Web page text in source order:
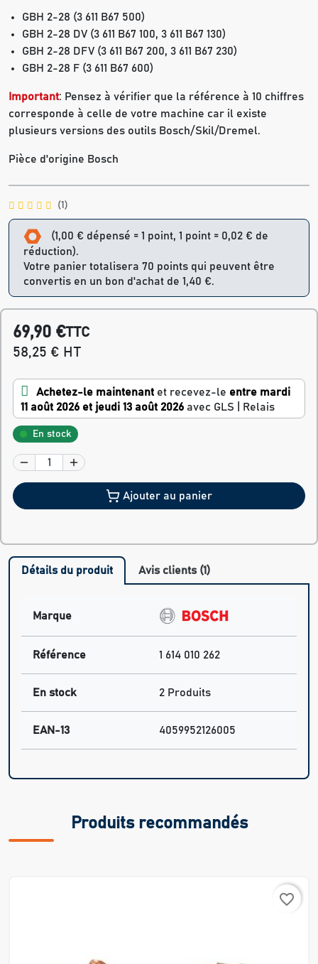
GBH 2-28 (3 611 B67 500)
GBH 2-28 DV (3 611 B67 100, 3 611 B67 130)
GBH 2-28 DFV (3 611 B67 200, 3 611 B67 230)
GBH 2-28 F (3 611 B67 600)
Important: Pensez à vérifier que la référence à 10 chiffres
corresponde à celle de votre machine car il existe
plusieurs versions des outils Bosch/Skil/Dremel.
Pièce d'origine Bosch
(1)
(1,00 € dépensé = 1 point, 1 point = 0,02 € de
réduction).
Votre panier totalisera 70 points qui peuvent être
convertis en un bon d'achat de 1,40 €.
69,90 €TTC
58,25 € HT
Achetez-le maintenant et recevez-le entre mardi
11 août 2026 et jeudi 13 août 2026 avec GLS | Relais
En stock
Ajouter au panier
Détails du produit Avis clients (1)
Marque
Référence 1 614 010 262
En stock 2 Produits
EAN-13 4059952126005
Produits recommandés
favorite_border